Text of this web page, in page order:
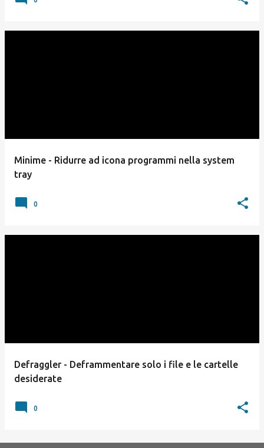
Minime - Ridurre ad icona programmi nella system
tray
0
Defraggler - Deframmentare solo i file e le cartelle
desiderate
0